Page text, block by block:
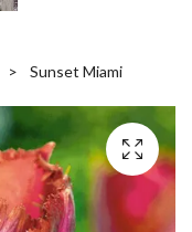
Sunset Miami